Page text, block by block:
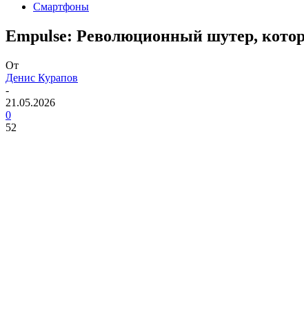
Смартфоны
Empulse: Революционный шутер,
От
Денис Курапов
-
21.05.2026
0
52